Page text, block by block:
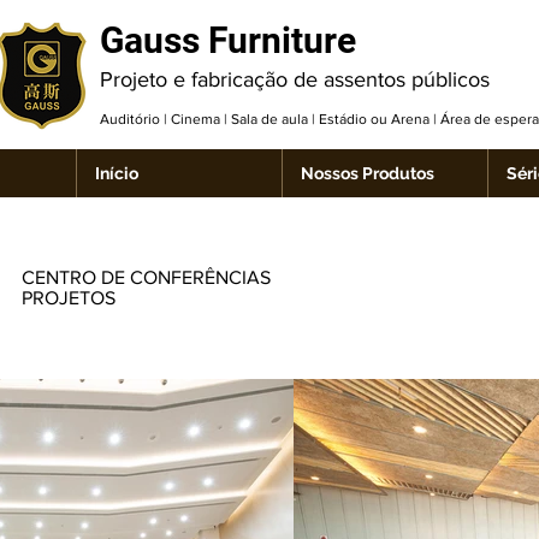
Gauss Furniture
Projeto e fabricação de assentos públicos
Auditório | Cinema | Sala de aula | Estádio ou Arena | Área de
Início Nossos Produtos
CENTRO DE CONFERÊNCIAS
PROJETOS